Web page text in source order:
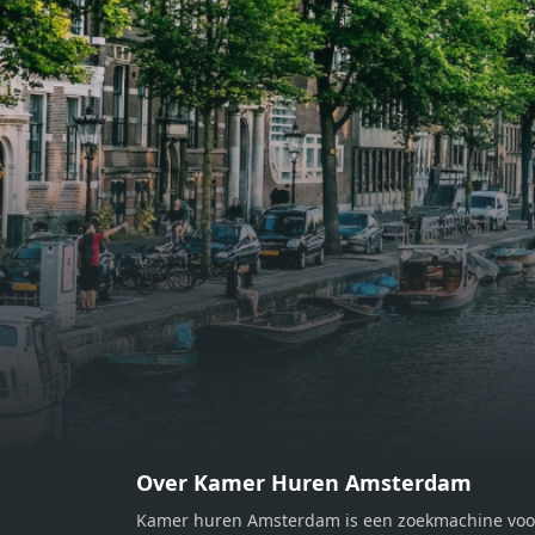
eethoek. De keuken is van alle
gemakken voorzien, perfect voor het
bereiden van heerlijke maaltijden.
Vanuit de woonkamer stap je zo het
balkon op, waar je kunt genieten
van een prachtig uitzicht en een
moment van rust. De woning
beschikt over twee comfortabele
slaapkamers van respectievelijk 12,1
m² en 8 m². Beide kamers bieden tal
van mogelijkheden, zoals een fijne
werkplek, een logeerkamer of een
persoonlijke slaapkamer. De
gemak en privacy. Gelegen in een
van
m²
van
Over Kamer Huren Amsterdam
Kamer huren Amsterdam is een zoekmachine